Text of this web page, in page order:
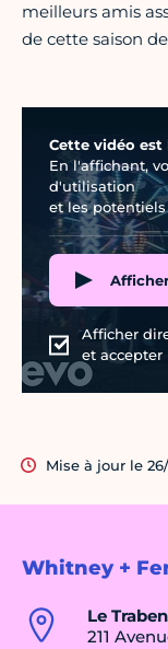
Whitney +
Le
211
meilleurs amis
de cette saison
Cette vidéo est
En l'affichant,
d'utilisation
et les potentiels
Afficher
et accepter
Mise à jour le